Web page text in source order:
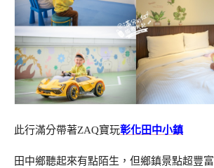
此行滿分帶著ZAQ寶玩彰化田中小鎮
田中鄉聽起來有點陌生，但鄉鎮景點超豐富